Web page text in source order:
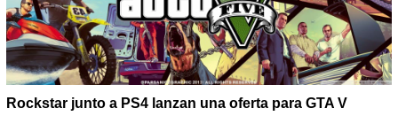
Rockstar junto a PS4 lanzan una oferta para GTA V